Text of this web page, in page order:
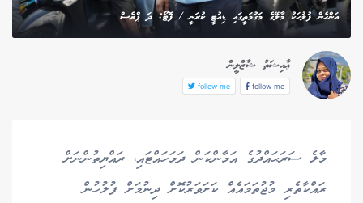
އަންހެން ފުލުހަކު މާލޭގެ މަގުމަތީގައި ޑިއުޓީ ކުރަނީ / ފޮޓޯ: ދަ ޕްރެސް
ޢާއިޝަތު ޝާޒްލީން
follow me
follow me
މާލެ ސަރަޙައްދުގެ އަމާންކަން ދަމަހައްޓައި، ރައްޔިތުންނަށް
ރައްކާތެރި މުޖުތަމައެއް ކަށަވަރުކޮށް ދިނުމަށް ފުލުހުން